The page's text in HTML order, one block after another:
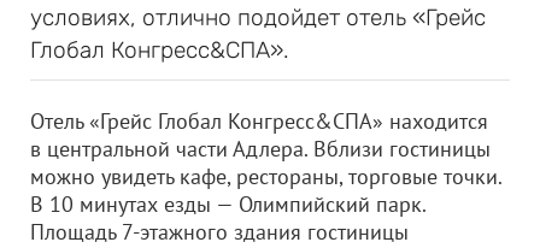
условиях, отлично подойдет отель «Грейс
Глобал Конгресс&СПА».
Отель «Грейс Глобал Конгресс&СПА» находится
в центральной части Адлера. Вблизи гостиницы
можно увидеть кафе, рестораны, торговые точки.
В 10 минутах езды — Олимпийский парк.
Площадь 7-этажного здания гостиницы